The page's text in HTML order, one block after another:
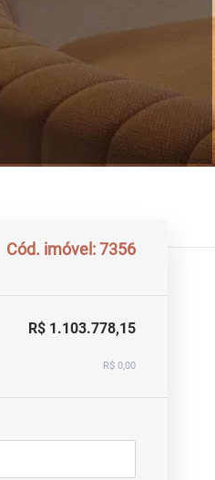
Cód. imóvel: 7356
R$ 1.103.778,15
R$ 0,00